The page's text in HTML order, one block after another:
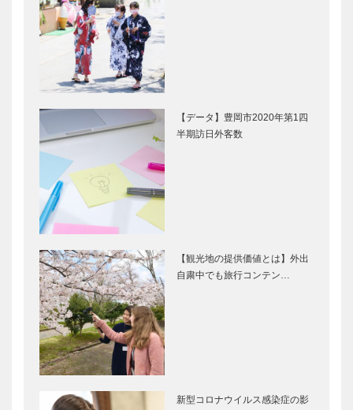
【データ】豊岡市2020年第1四
半期訪日外客数
【観光地の提供価値とは】外出
自粛中でも旅行コンテン…
新型コロナウイルス感染症の影